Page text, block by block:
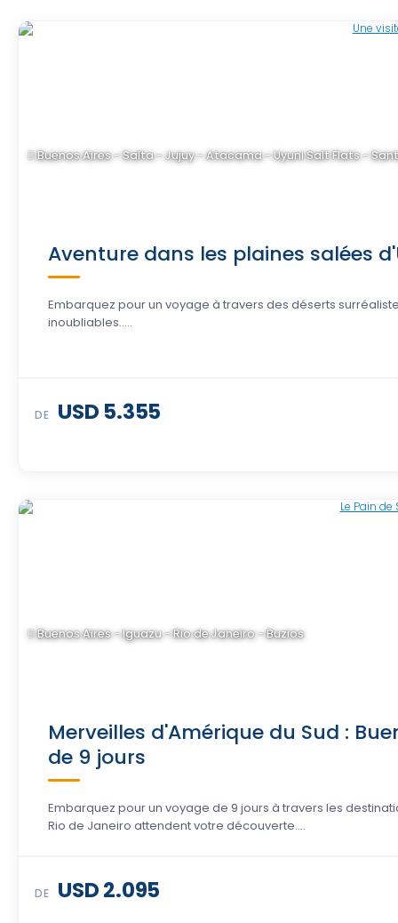
Buenos Aires - Salta - Jujuy - Atacama - Uyuni Salt Flats -
Aventure dans les plaines salées
Embarquez pour un voyage à travers des déserts
inoubliables.....
DE USD 5.355
Buenos Aires - Iguazu - Rio de Janeiro - Buzios
Merveilles d'Amérique du Sud :
de 9 jours
Embarquez pour un voyage de 9 jours à travers les
Rio de Janeiro attendent votre découverte....
DE USD 2.095